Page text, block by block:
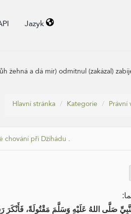
Jazyk
žehná a dá mír) odmítnul (zakázal)
Hlavní stránka Kategorie
chování při Džihádu .
صَلَّى اللهُ عَلَيْهِ وَسَلَّمَ مَقْتُولَةً، فَأَنْكَرَ